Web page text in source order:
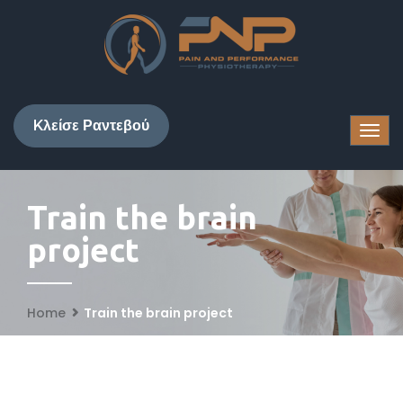
Kλείσε Ραντεβού
Train the brain
project
Home Train the brain project